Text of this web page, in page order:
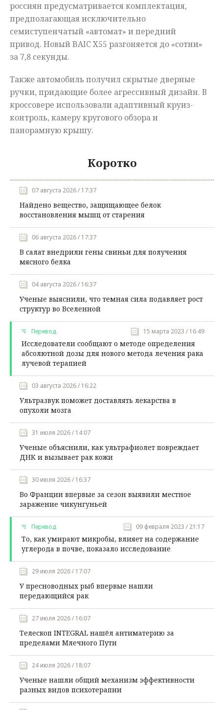
россиян предусматривается комплектация,
предполагающая исключительно
семиступенчатый «автомат» и передний
привод. Новый BAIC X55 разгоняется до «сотни»
за 7,8 секунды.
Также автомобиль получил скрытые дверные
ручки, придающие более агрессивный дизайн. В
кроссовере использовали адаптивный круиз-
контроль, камеру кругового обзора и
панорамную крышу.
Коротко
07 августа 2026 / 17:37
Найдено вещество, защищающее белок
восстановления мышц от старения
06 августа 2026 / 17:37
В салат внедрили гены свиньи для получения
мясного белка
04 августа 2026 / 16:37
Ученые выяснили, что темная сила подавляет рост
структур во Вселенной
Перевод 15 марта 2023 / 16:49
Исследователи сообщают о методе определения
абсолютной дозы для нового метода лечения рака
лучевой терапией
03 августа 2026 / 16:22
Ультразвук поможет доставлять лекарства в
опухоли мозга
31 июля 2026 / 14:07
Ученые объяснили, как ультрафиолет повреждает
ДНК и вызывает рак кожи
30 июля 2026 / 16:37
Во Франции впервые за сезон выявили местное
заражение чикунгуньей
Перевод 09 февраля 2023 / 21:17
То, как умирают микробы, влияет на содержание
углерода в почве, показало исследование
29 июля 2026 / 17:07
У пресноводных рыб впервые нашли
передающийся рак
27 июля 2026 / 16:07
Телескоп INTEGRAL нашёл антиматерию за
пределами Млечного Пути
24 июля 2026 / 18:07
Ученые нашли общий механизм эффективности
разных видов психотерапии